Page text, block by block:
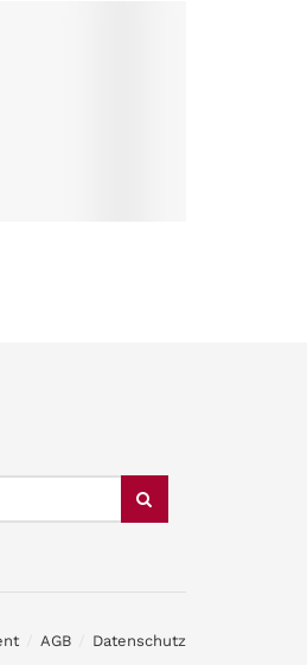
AGB Datenschutz